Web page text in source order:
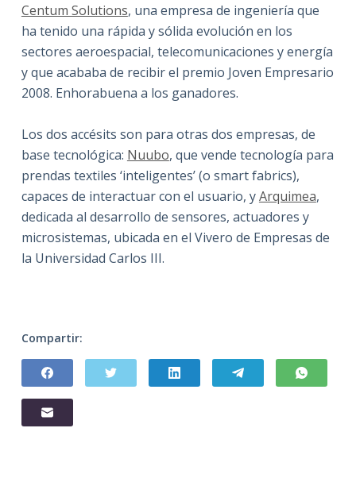
Centum Solutions, una empresa de ingeniería que
ha tenido una rápida y sólida evolución en los
sectores aeroespacial, telecomunicaciones y energía
y que acababa de recibir el premio Joven Empresario
2008. Enhorabuena a los ganadores.
Los dos accésits son para otras dos empresas, de
base tecnológica: Nuubo, que vende tecnología para
prendas textiles ‘inteligentes’ (o smart fabrics),
capaces de interactuar con el usuario, yArquimea,
dedicada al desarrollo de sensores, actuadores y
microsistemas, ubicada en el Vivero de Empresas de
la Universidad Carlos III.
Compartir: